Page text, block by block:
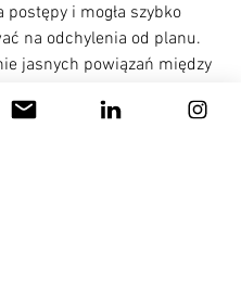
postępy i mogła szybko
na odchylenia od planu.
jasnych powiązań między
pracowników, co